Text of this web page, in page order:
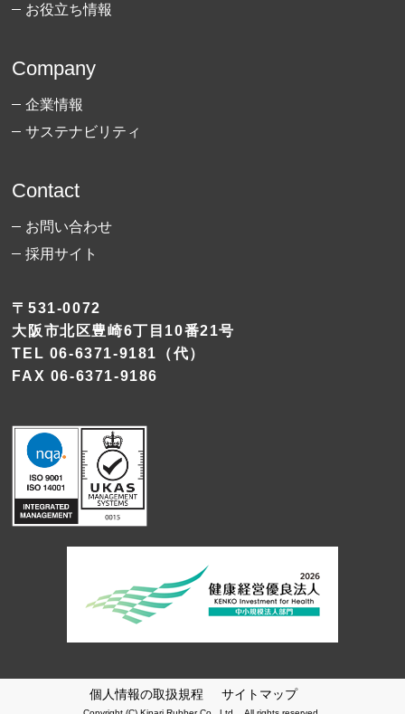
〒531-0072
大阪市北区豊崎6丁目10番21号
TEL 06-6371-9181
（代）
FAX 06-6371-9186
お役立ち情報
Company
企業情報
サステナビリティ
Contact
お問い合わせ
採用サイト
個人情報の取扱規程 サイトマップ